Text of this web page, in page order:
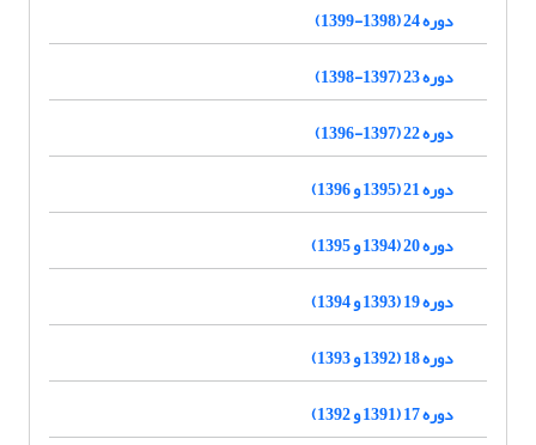
دوره 24 (1398-1399)
دوره 23 (1397-1398)
دوره 22 (1397-1396)
دوره 21 (1395 و 1396)
دوره 20 (1394 و 1395)
دوره 19 (1393 و 1394)
دوره 18 (1392 و 1393)
دوره 17 (1391 و 1392)